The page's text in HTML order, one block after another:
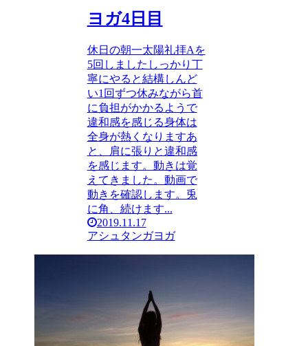
ヨガ4日目
休日の朝一太陽礼拝Aを
5回しましたしっかり丁
寧にやると結構しんど
い1回ずつ休みながら首
に負担がかかるようで
違和感を感じる身体は
全身が熱くなりますあ
と、肩に張りと違和感
を感じます。動きは覚
えてきました。動画で
動きを確認します。兎
に角、続けます...
2019.11.17
アシュタンガヨガ